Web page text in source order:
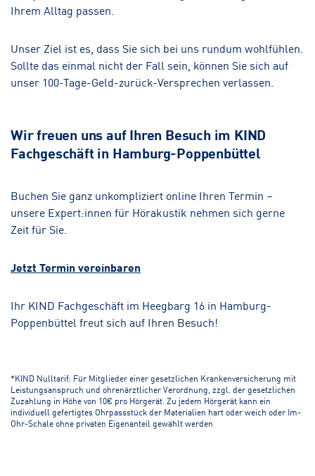
Ihrem Alltag passen.
Unser Ziel ist es, dass Sie sich bei uns rundum wohlfühlen.
Sollte das einmal nicht der Fall sein, können Sie sich auf
unser 100-Tage-Geld-zurück-Versprechen verlassen.
Wir freuen uns auf Ihren Besuch im KIND
Fachgeschäft in Hamburg-Poppenbüttel
Buchen Sie ganz unkompliziert online Ihren Termin –
unsere Expert:innen für Hörakustik nehmen sich gerne
Zeit für Sie.
Jetzt Termin vereinbaren
Ihr KIND Fachgeschäft im Heegbarg 16 in Hamburg-
Poppenbüttel freut sich auf Ihren Besuch!
*KIND Nulltarif: Für Mitglieder einer gesetzlichen Krankenversicherung mit
Leistungsanspruch und ohrenärztlicher Verordnung, zzgl. der gesetzlichen
Zuzahlung in Höhe von 10€ pro Hörgerät. Zu jedem Hörgerät kann ein
individuell gefertigtes Ohrpassstück der Materialien hart oder weich oder Im-
Ohr-Schale ohne privaten Eigenanteil gewählt werden